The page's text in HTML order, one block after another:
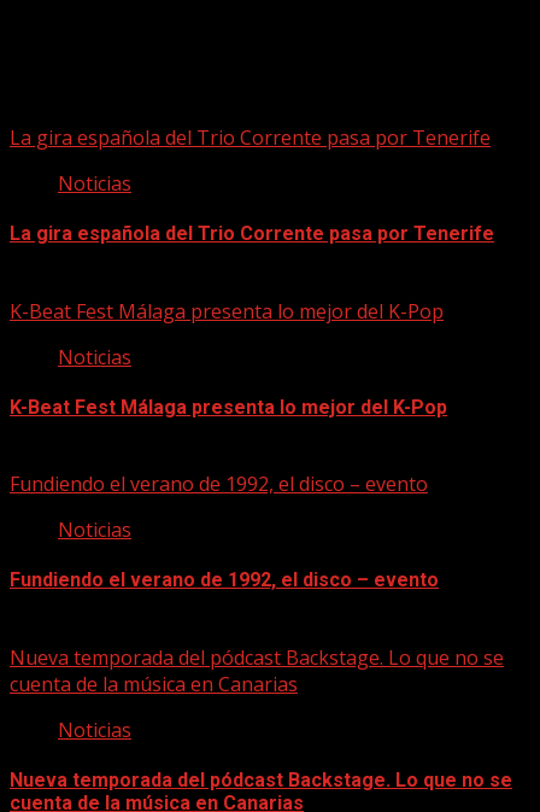
La gira española del Trio Corrente pasa por Tenerife
Noticias
La gira española del Trio Corrente pasa por Tenerife
K-Beat Fest Málaga presenta lo mejor del K-Pop
Noticias
K-Beat Fest Málaga presenta lo mejor del K-Pop
Fundiendo el verano de 1992, el disco – evento
Noticias
Fundiendo el verano de 1992, el disco – evento
Nueva temporada del pódcast Backstage. Lo que no se
cuenta de la música en Canarias
Noticias
Nueva temporada del pódcast Backstage. Lo que no se
cuenta de la música en Canarias